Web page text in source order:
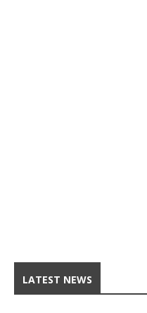
LATEST NEWS